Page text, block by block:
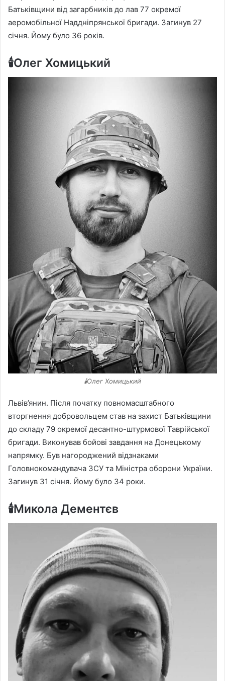
Батьківщини від загарбників до лав 77 окремої
аеромобільної Наддніпрянської бригади. Загинув 27
січня. Йому було 36 років.
🕯️Олег Хомицький
🕯️Олег Хомицький
Львів’янин. Після початку повномасштабного
вторгнення добровольцем став на захист Батьківщини
до складу 79 окремої десантно-штурмової Таврійської
бригади. Виконував бойові завдання на Донецькому
напрямку. Був нагороджений відзнаками
Головнокомандувача ЗСУ та Міністра оборони України.
Загинув 31 січня. Йому було 34 роки.
🕯️Микола Дементєв